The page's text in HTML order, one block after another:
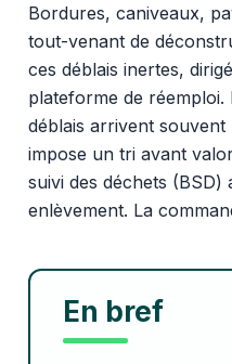
Bordures, caniveaux,
tout-venant de
ces déblais inertes,
plateforme de réemploi.
déblais arrivent souvent
impose un tri avant
suivi des déchets (BSD)
enlèvement. La
En bref